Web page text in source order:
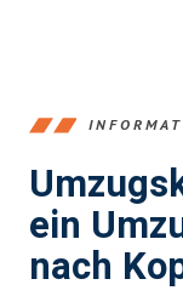
ein
nach